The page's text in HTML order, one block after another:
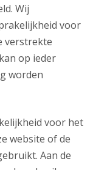
Wij
voor
verstrekte
op ieder
worden
voor het
website of de
Aan de